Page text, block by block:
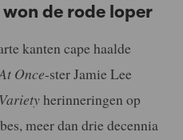
de rode loper
kanten cape haalde
Once-ster Jamie Lee
Varietyherinneringen op
meer dan drie decennia